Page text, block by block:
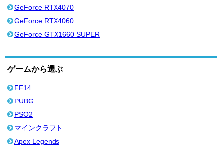
GeForce RTX4070
GeForce RTX4060
GeForce GTX1660 SUPER
ゲームから選ぶ
FF14
PUBG
PSO2
マインクラフト
Apex Legends